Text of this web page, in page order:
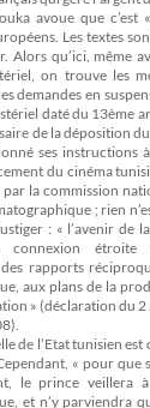
avoue que c’est
Les textes
Alors qu’ici, même
on trouve les
demandes en
daté du 13ème
de la déposition
ses instructions
du cinéma
la commission
; rien
: « l’avenir de
étroite
rapports
aux plans de la
» (déclaration du
de l’Etat tunisien est
« pour que
le prince veillera
et n’y parviendra